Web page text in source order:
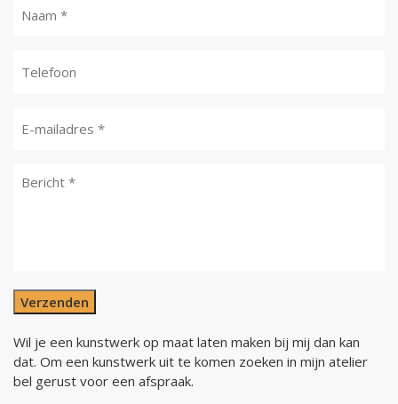
Verzenden
Wil je een kunstwerk op maat laten maken bij mij dan kan
dat. Om een kunstwerk uit te komen zoeken in mijn atelier
bel gerust voor een afspraak.